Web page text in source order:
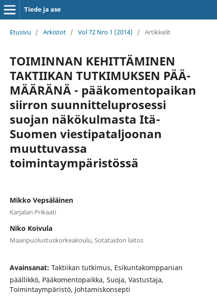
Tiede ja ase
Etusivu / Arkistot / Vol 72 Nro 1 (2014) / Artikkelit
TOIMINNAN KEHITTÄMINEN
TAKTIIKAN TUTKIMUKSEN PÄÄ-
MÄÄRÄNÄ - pääkomentopaikan
siirron suunnitteluprosessi
suojan näkökulmasta Itä-
Suomen viestipataljoonan
muuttuvassa
toimintaympäristössä
Mikko Vepsäläinen
Karjalan Prikaati
Niko Koivula
Maanpuolustuskorkeakoulu, Sotataidon laitos
Avainsanat: Taktiikan tutkimus, Esikuntakomppanian
päällikkö, Pääkomentopaikka, Suoja, Vastustaja,
Toimintaympäristö, Johtamiskonsepti